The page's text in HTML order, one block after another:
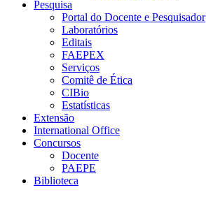
Pesquisa
Portal do Docente e Pesquisador
Laboratórios
Editais
FAEPEX
Serviços
Comitê de Ética
CIBio
Estatísticas
Extensão
International Office
Concursos
Docente
PAEPE
Biblioteca